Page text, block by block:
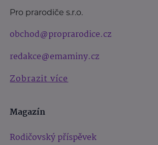
Pro prarodiče s.r.o.
obchod@proprarodice.cz
redakce@emaminy.cz
Zobrazit více
Magazín
Rodičovský příspěvek